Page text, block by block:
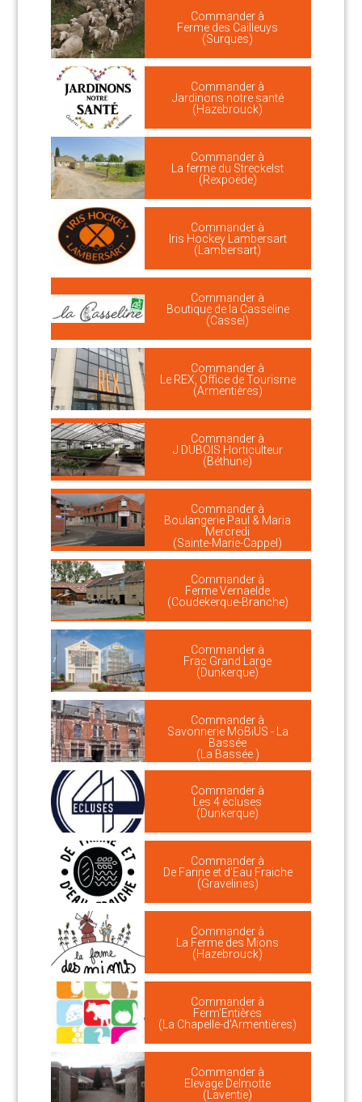
Commander à
Ferme des Cailleuys
(Surques)
Commander à
Jardinons notre santé
(Hazebrouck)
Commander à
La ferme du Streckelst
(Rexpoëde)
Commander à
Iris Hockey Lambersart
(Lambersart)
Commander à
Boutique de la Casseline
(Cassel)
Commander à
Le REX, Office de Tourisme
(Armentières)
Commander à
J DUBOIS Horticulteur
(Béthune)
Commander à
Boulangerie Paul & Maria
Mercredi
(Sainte-Marie-Cappel)
Commander à
Ferme Vernaelde
(Coudekerque-Branche)
Commander à
Frac Grand Large
(Dunkerque)
Commander à
Savonnerie MöBiUS - La
Bassée
(La Bassée )
Commander à
Les 4 écluses
(Dunkerque)
Commander à
De Farine et d'Eau Fraiche
(Gravelines)
Commander à
La Ferme des Mions
(Hazebrouck)
Commander à
Ferm'Entières
(La Chapelle-d'Armentières)
Commander à
Elevage Delmotte
(Laventie)